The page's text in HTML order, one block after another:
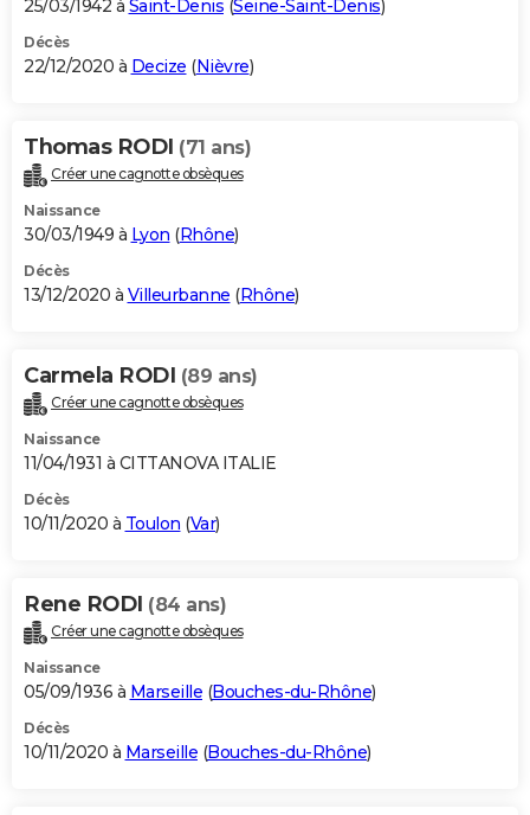
25/03/1942 à Saint-Denis (Seine-Saint-Denis)
Décès
22/12/2020 à Decize (Nièvre)
Thomas RODI (71 ans)
Créer une cagnotte obsèques
Naissance
30/03/1949 à Lyon (Rhône)
Décès
13/12/2020 à Villeurbanne (Rhône)
Carmela RODI (89 ans)
Créer une cagnotte obsèques
Naissance
11/04/1931 à CITTANOVA ITALIE
Décès
10/11/2020 à Toulon (Var)
Rene RODI (84 ans)
Créer une cagnotte obsèques
Naissance
05/09/1936 à Marseille (Bouches-du-Rhône)
Décès
10/11/2020 à Marseille (Bouches-du-Rhône)